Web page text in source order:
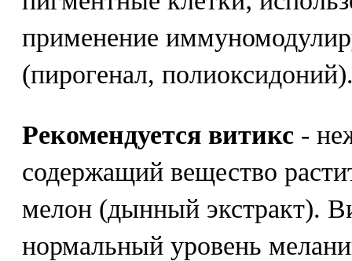
применение
(пирогенал,
Рекомендуется витикс -
содержащий вещество
мелон (дынный экстракт).
нормальный уровень